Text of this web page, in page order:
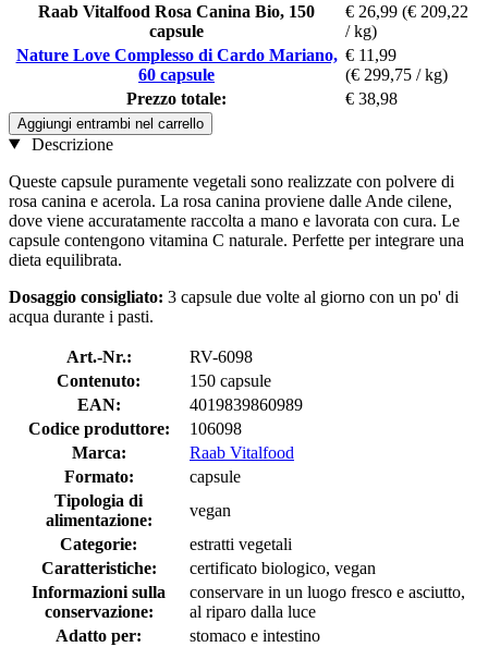
Raab Vitalfood Rosa Canina Bio, 150
capsule
€ 26,99 (€ 209,22
/ kg)
Nature Love Complesso di Cardo Mariano,
60 capsule
€ 11,99
(€ 299,75 / kg)
Prezzo totale:
€ 38,98
Aggiungi entrambi nel carrello
Descrizione
Queste capsule puramente vegetali sono realizzate con polvere di
rosa canina e acerola. La rosa canina proviene dalle Ande cilene,
dove viene accuratamente raccolta a mano e lavorata con cura. Le
capsule contengono vitamina C naturale. Perfette per integrare una
dieta equilibrata.
Dosaggio consigliato: 3 capsule due volte al giorno con un po' di
acqua durante i pasti.
Art.-Nr.:
RV-6098
Contenuto:
150 capsule
EAN:
4019839860989
Codice produttore:
106098
Marca:
Raab Vitalfood
Formato:
capsule
Tipologia di
alimentazione:
vegan
Categorie:
estratti vegetali
Caratteristiche:
certificato biologico, vegan
Informazioni sulla
conservazione:
conservare in un luogo fresco e asciutto,
al riparo dalla luce
Adatto per:
stomaco e intestino